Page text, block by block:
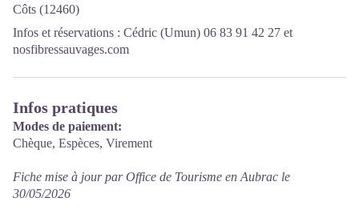
Côts (12460)
Infos et réservations : Cédric (Umun) 06 83 91 42 27 et
nosfibressauvages.com
Infos pratiques
Modes de paiement:
Chèque, Espèces, Virement
Fiche mise à jour par Office de Tourisme en Aubrac le
30/05/2026